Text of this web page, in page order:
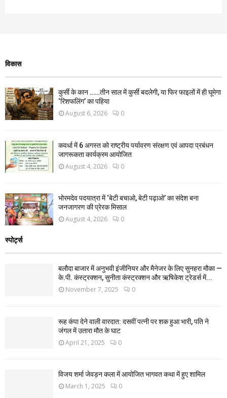
विकास
कुर्सी के कान ……तीन साल में कुर्सी बदलेगी, या फिर फाइलों में ही घूमेगा
‘रिशफलिंग’ का पहिया
August 6, 2026 0
कवर्धा में 6 अगस्त को राष्ट्रीय पर्यावरण संरक्षण एवं आपदा प्रबंधन
जागरूकता कार्यक्रम आयोजित
August 4, 2026 0
भोरमदेव पदयात्रा में ‘बेटी बचाओ, बेटी पढ़ाओ’ का संदेश बना
जनजागरण की प्रेरक मिसाल
August 4, 2026 0
स्पोर्ट्स
बलौदा बाजार में अनुभवी इंजीनियर और मैनेजर के लिए सुनहरा मौका —
के.पी. कंस्ट्रक्शन, सुनीता कंस्ट्रक्शन और ऋषिकेश ट्रेडर्स में...
November 7, 2025 0
रूह कंपा देने वाली वारदात: दसवीं पत्नी पर शक हुआ भारी, पति ने
जंगल में उतारा मौत के घाट
April 21, 2025 0
विजय शर्मा जेवड़न कला में आयोजित भागवत कथा में हुए शामिल
March 1, 2025 0